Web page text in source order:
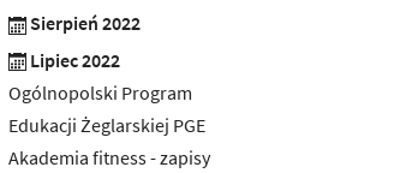
Sierpień 2022
Lipiec 2022
Ogólnopolski Program
Edukacji Żeglarskiej PGE
Akademia fitness - zapisy